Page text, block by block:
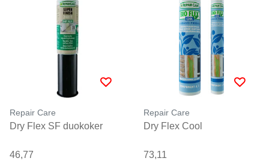
Repair Care
Dry Flex SF duokoker
46,77
Repair Care
Dry Flex Cool
73,11